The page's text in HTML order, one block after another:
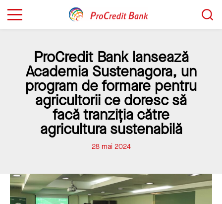
ProCredit Bank lansează
Academia Sustenagora, un
program de formare pentru
agricultorii ce doresc să
facă tranziția către
agricultura sustenabilă
28 mai 2024